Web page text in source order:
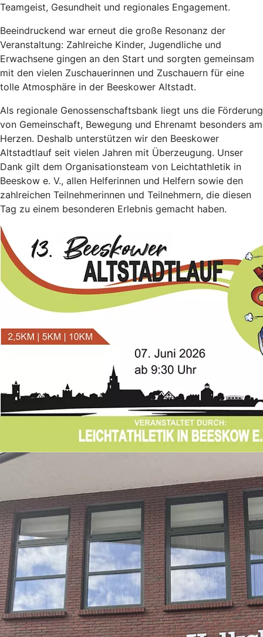
Teamgeist, Gesundheit und regionales Engagement.
Beeindruckend war erneut die große Resonanz der
Veranstaltung: Zahlreiche Kinder, Jugendliche und
Erwachsene gingen an den Start und sorgten gemeinsam
mit den vielen Zuschauerinnen und Zuschauern für eine
tolle Atmosphäre in der Beeskower Altstadt.
Als regionale Genossenschaftsbank liegt uns die Förderung
von Gemeinschaft, Bewegung und Ehrenamt besonders am
Herzen. Deshalb unterstützen wir den Beeskower
Altstadtlauf seit vielen Jahren mit Überzeugung. Unser
Dank gilt dem Organisationsteam von Leichtathletik in
Beeskow e. V., allen Helferinnen und Helfern sowie den
zahlreichen Teilnehmerinnen und Teilnehmern, die diesen
Tag zu einem besonderen Erlebnis gemacht haben.